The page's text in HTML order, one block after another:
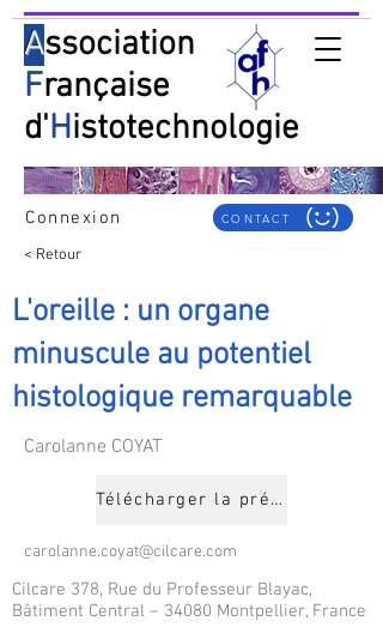
Association
Française
d'Histotechnologie
Connexion CONTACT
< Retour
L'oreille : un organe
minuscule au potentiel
histologique remarquable
Carolanne COYAT
Télécharger la présentation
carolanne.coyat@cilcare.com
Cilcare 378, Rue du Professeur Blayac,
Bâtiment Central – 34080 Montpellier, France